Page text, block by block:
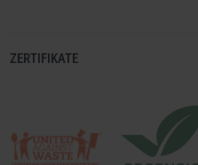
ZERTIFIKATE